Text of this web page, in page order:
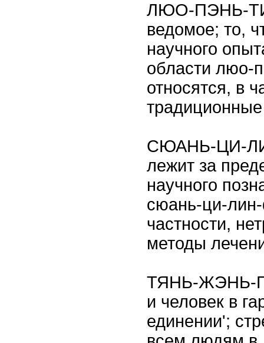
ЛЮО-ПЭНЬ-
ведомое; то,
научного
области люо-
относятся, в
СЮАНЬ-ЦИ-
лежит за
научного
сюань-ци-
частности,
методы
ТЯНЬ-ЖЭНЬ-
и человек в
единении';